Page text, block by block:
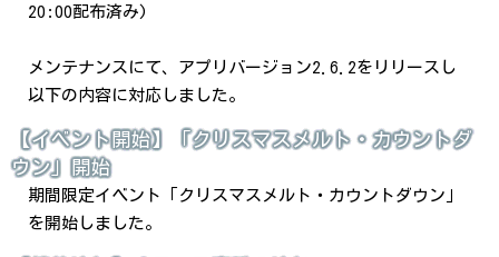
20:00配布済み)
メンテナンスにて、アプリバージョン2.6.2をリリースし
以下の内容に対応しました。
【イベント開始】「クリスマスメルト・カウントダ
ウン」開始
期間限定イベント「クリスマスメルト・カウントダウン」
を開始しました。